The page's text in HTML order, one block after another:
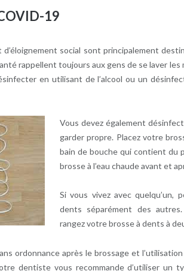
19
social sont principalement
rappellent toujours aux gens de se laver les
en utilisant de l’alcool ou un
Vous devez également
garder propre. Placez votre
bain de bouche qui contient du
brosse à l’eau chaude avant et
Si vous vivez avec quelqu’un,
dents séparément des
rangez votre brosse à dents à
ordonnance après le brossage et
dentiste vous recommande d’utiliser un